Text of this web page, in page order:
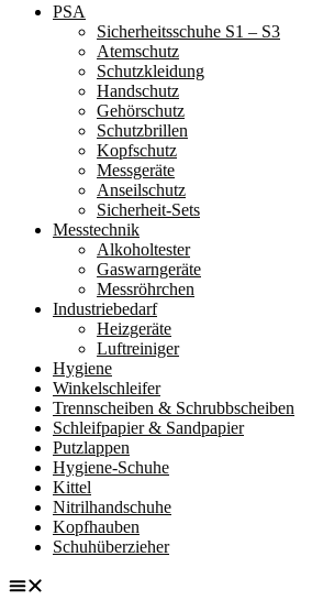
PSA
Sicherheitsschuhe S1 – S3
Atemschutz
Schutzkleidung
Handschutz
Gehörschutz
Schutzbrillen
Kopfschutz
Messgeräte
Anseilschutz
Sicherheit-Sets
Messtechnik
Alkoholtester
Gaswarngeräte
Messröhrchen
Industriebedarf
Heizgeräte
Luftreiniger
Hygiene
Winkelschleifer
Trennscheiben & Schrubbscheiben
Schleifpapier & Sandpapier
Putzlappen
Hygiene-Schuhe
Kittel
Nitrilhandschuhe
Kopfhauben
Schuhüberzieher